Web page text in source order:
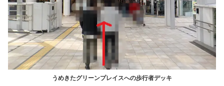
うめきたグリーンプレイスへの歩行者デッキ